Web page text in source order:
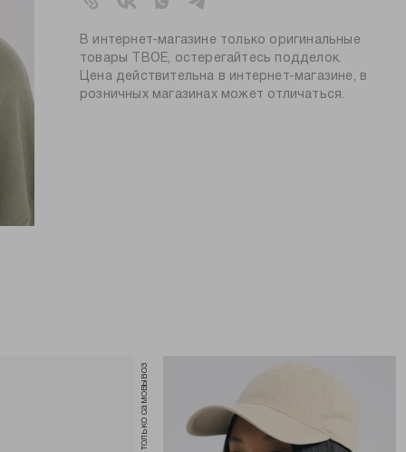
коллекция:
цвет:
бежевый
состав:
100% полиэстер
узор:
надписи
пол:
В интернет-магазине только оригинальные
товары ТВОЕ, остерегайтесь подделок.
Цена действительна в интернет-магазине, в
розничных магазинах может отличаться.
только самовывоз